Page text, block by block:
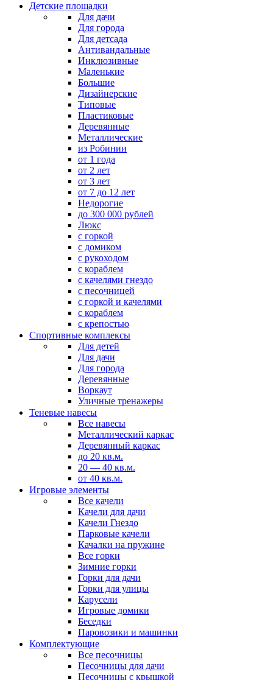
Детские площадки
Для дачи
Для города
Для детсада
Антивандальные
Инклюзивные
Маленькие
Большие
Дизайнерские
Типовые
Пластиковые
Деревянные
Металлические
из Робинии
от 1 года
от 2 лет
от 3 лет
от 7 до 12 лет
Недорогие
до 300 000 рублей
Люкс
с горкой
с домиком
с рукоходом
с кораблем
с качелями гнездо
с песочницей
с горкой и качелями
с кораблем
с крепостью
Спортивные комплексы
Для детей
Для дачи
Для города
Деревянные
Воркаут
Уличные тренажеры
Теневые навесы
Все навесы
Металлический каркас
Деревянный каркас
до 20 кв.м.
20 — 40 кв.м.
от 40 кв.м.
Игровые элементы
Все качели
Качели для дачи
Качели Гнездо
Парковые качели
Качалки на пружине
Все горки
Зимние горки
Горки для дачи
Горки для улицы
Карусели
Игровые домики
Беседки
Паровозики и машинки
Комплектующие
Все песочницы
Песочницы для дачи
Песочницы с крышкой